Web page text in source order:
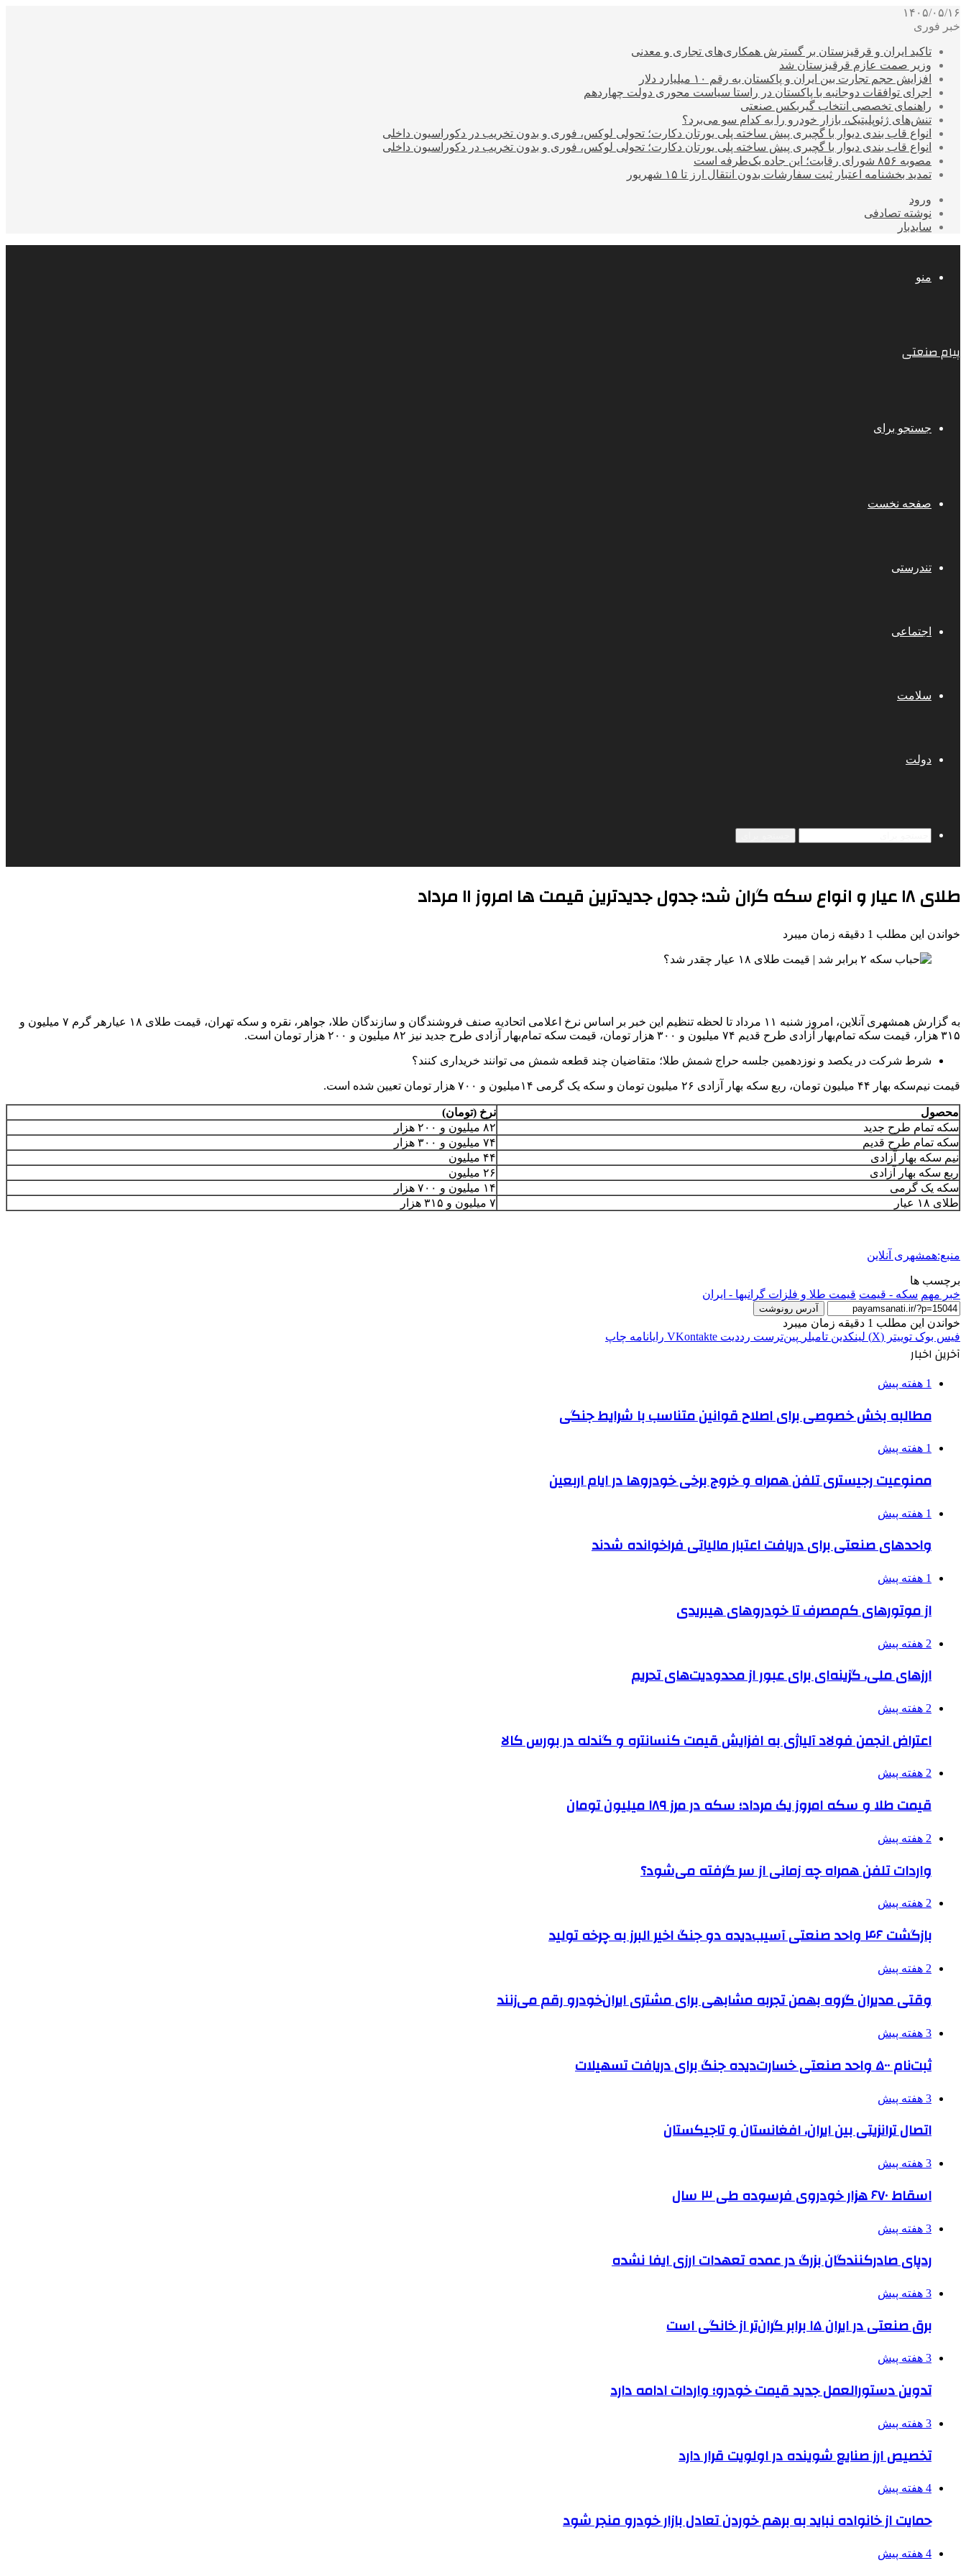
۱۴۰۵/۰۵/۱۶
خبر فوری
تاکید ایران و قرقیزستان بر گسترش همکاری‌های تجاری و معدنی
وزیر صمت عازم قرقیزستان شد
افزایش حجم تجارت بین ایران و پاکستان به رقم ۱۰ میلیارد دلار
اجرای توافقات دوجانبه با پاکستان در راستا سیاست محوری دولت چهاردهم
راهنمای تخصصی انتخاب گیربکس صنعتی
تنش‌های ژئوپلیتیک، بازار خودرو را به کدام سو می‌برد؟
انواع قاب بندی دیوار با گچبری پیش ساخته پلی یورتان دکارت؛ تحولی لوکس، فوری و بدون تخریب در دکوراسیون داخلی
انواع قاب بندی دیوار با گچبری پیش ساخته پلی یورتان دکارت؛ تحولی لوکس، فوری و بدون تخریب در دکوراسیون داخلی
مصوبه ۸۵۶ شورای رقابت؛ این جاده یک‌طرفه است
تمدید بخشنامه اعتبار ثبت سفارشات بدون انتقال ارز تا ۱۵ شهریور
ورود
نوشته تصادفی
سایدبار
منو
پیام صنعتی
جستجو برای
صفحه نخست
تندرستی
اجتماعی
سلامت
دولت
طلای ۱۸ عیار و انواع سکه گران شد؛ جدول جدیدترین قیمت ها امروز ۱۱ مرداد
خواندن این مطلب 1 دقیقه زمان میبرد
به گزارش همشهری آنلاین، امروز شنبه ۱۱ مرداد تا لحظه تنظیم این خبر بر اساس نرخ اعلامی اتحادیه صنف فروشندگان و سازندگان طلا، جواهر، نقره و سکه تهران، قیمت طلای ۱۸ عیارهر گرم ۷ میلیون و
۳۱۵ هزار، قیمت سکه تمام‌بهار آزادی طرح قدیم ۷۴ میلیون و ۳۰۰ هزار تومان، قیمت سکه تمام‌بهار آزادی طرح جدید نیز ۸۲ میلیون و ۲۰۰ هزار تومان است.
شرط شرکت در یکصد و نوزدهمین جلسه حراج شمش طلا؛ متقاضیان چند قطعه شمش می توانند خریداری کنند؟
قیمت نیم‌سکه بهار ۴۴ میلیون تومان، ربع سکه بهار آزادی ۲۶ میلیون تومان و سکه یک‌ گرمی ۱۴میلیون و ۷۰۰ هزار تومان تعیین شده است.
محصول
نرخ (تومان)
سکه تمام طرح جدید
۸۲ میلیون و ۲۰۰ هزار
سکه تمام طرح قدیم
۷۴ میلیون و ۳۰۰ هزار
نیم سکه بهار آزادی
۴۴ میلیون
ربع سکه بهار آزادی
۲۶ میلیون
سکه یک گرمی
۱۴ میلیون و ۷۰۰ هزار
طلای ۱۸ عیار
۷ میلیون و ۳۱۵ هزار
منبع:همشهری آنلاین
برچسب ها
خبر مهم سکه - قیمت قیمت طلا و فلزات گرانبها - ایران
آدرس رونوشت
خواندن این مطلب 1 دقیقه زمان میبرد
فیس بوک توییتر (X) لینکدین ‫تامبلر ‫پین‌ترست ‫رددیت ‫VKontakte رایانامه چاپ
آخرین اخبار
1 هفته پیش
مطالبه بخش خصوصی برای اصلاح قوانین متناسب با شرایط جنگی
1 هفته پیش
ممنوعیت رجیستری تلفن همراه و خروج برخی خودروها در ایام اربعین
1 هفته پیش
واحدهای صنعتی برای دریافت اعتبار مالیاتی فراخوانده شدند
1 هفته پیش
از موتورهای کم‌مصرف تا خودروهای هیبریدی
2 هفته پیش
ارزهای ملی، گزینه‌ای برای عبور از محدودیت‌های تحریم
2 هفته پیش
اعتراض انجمن فولاد آلیاژی به افزایش قیمت کنسانتره و گندله در بورس کالا
2 هفته پیش
قیمت طلا و سکه امروز یک مرداد؛ سکه در مرز ۱۸۹ میلیون تومان
2 هفته پیش
واردات تلفن همراه چه زمانی از سر گرفته می‌شود؟
2 هفته پیش
بازگشت ۴۶ واحد صنعتی آسیب‌دیده دو جنگ اخیر البرز به چرخه تولید
2 هفته پیش
وقتی مدیران گروه بهمن تجربه مشابهی برای مشتری ایران‌خودرو رقم می‌زنند
3 هفته پیش
ثبت‌نام ۵۰۰ واحد صنعتی خسارت‌دیده جنگ برای دریافت تسهیلات
3 هفته پیش
اتصال ترانزیتی بین ایران، افغانستان و تاجیکستان
3 هفته پیش
اسقاط ۶۷۰ هزار خودروی فرسوده طی ۳ سال
3 هفته پیش
ردپای صادرکنندگان بزرگ در عمده تعهدات ارزی ایفا نشده
3 هفته پیش
برق صنعتی در ایران ۱۵ برابر گران‌تر از خانگی است
3 هفته پیش
تدوین دستورالعمل جدید قیمت خودرو؛ واردات ادامه دارد
3 هفته پیش
تخصیص ارز صنایع شوینده در اولویت قرار دارد
4 هفته پیش
حمایت از خانواده نباید به برهم خوردن تعادل بازار خودرو منجر شود
4 هفته پیش